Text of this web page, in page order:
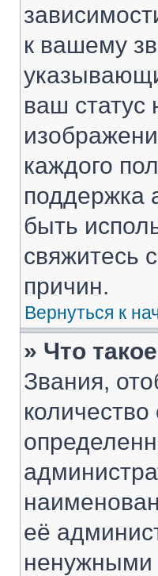
к вашему
ваш
каждого
поддержка
быть
свяжитесь
причин.
Вернуться к
» Что
Звания,
её
ненужными